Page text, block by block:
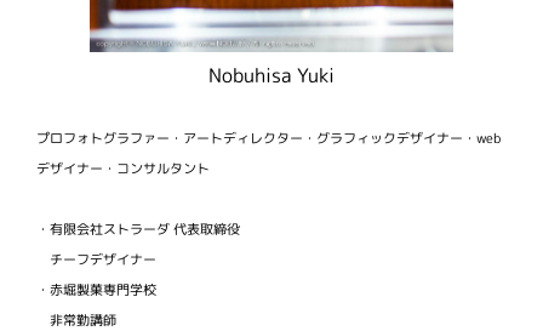
Nobuhisa Yuki
プロフォトグラファー・アートディレクター・グラフィックデザイナー・web
デザイナー・コンサルタント
・有限会社ストラーダ 代表取締役
チーフデザイナー
・赤堀製菓専門学校
非常勤講師